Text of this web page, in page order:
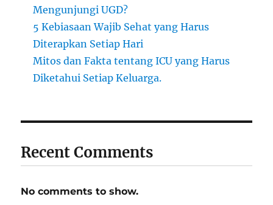
Mengunjungi UGD?
5 Kebiasaan Wajib Sehat yang Harus
Diterapkan Setiap Hari
Mitos dan Fakta tentang ICU yang Harus
Diketahui Setiap Keluarga.
Recent Comments
No comments to show.